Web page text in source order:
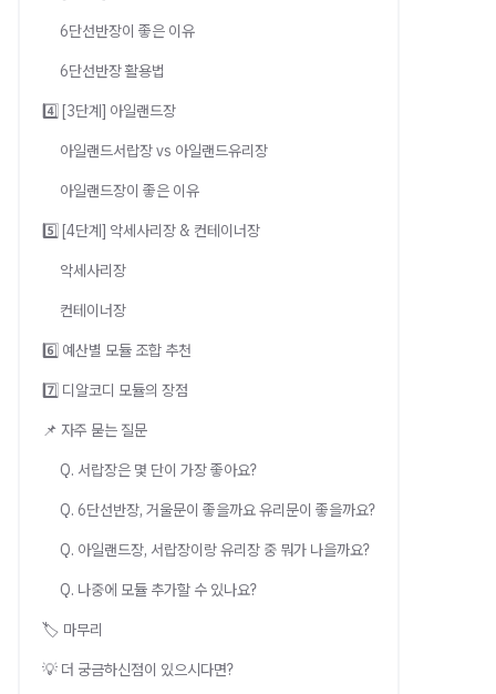
6단선반장이 좋은 이유
6단선반장 활용법
4️⃣ [3단계] 아일랜드장
아일랜드서랍장 vs 아일랜드유리장
아일랜드장이 좋은 이유
5️⃣ [4단계] 악세사리장 & 컨테이너장
악세사리장
컨테이너장
6️⃣ 예산별 모듈 조합 추천
7️⃣ 디알코디 모듈의 장점
📌 자주 묻는 질문
Q. 서랍장은 몇 단이 가장 좋아요?
Q. 6단선반장, 거울문이 좋을까요 유리문이 좋을까요?
Q. 아일랜드장, 서랍장이랑 유리장 중 뭐가 나을까요?
Q. 나중에 모듈 추가할 수 있나요?
🏷️ 마무리
💡 더 궁금하신점이 있으시다면?